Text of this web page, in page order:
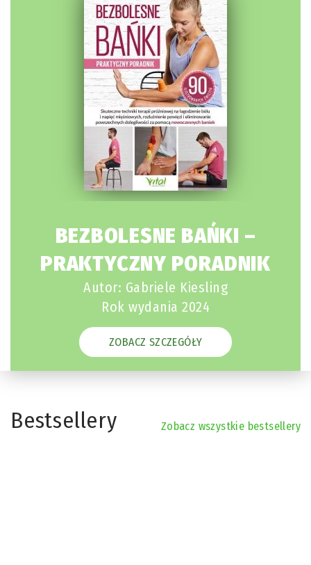
BEZBOLESNE BAŃKI –
PRAKTYCZNY PORADNIK
Autor: Gabriele Kiesling
Rok wydania 2024
ZOBACZ SZCZEGÓŁY
Bestsellery Zobacz wszystkie bestsellery